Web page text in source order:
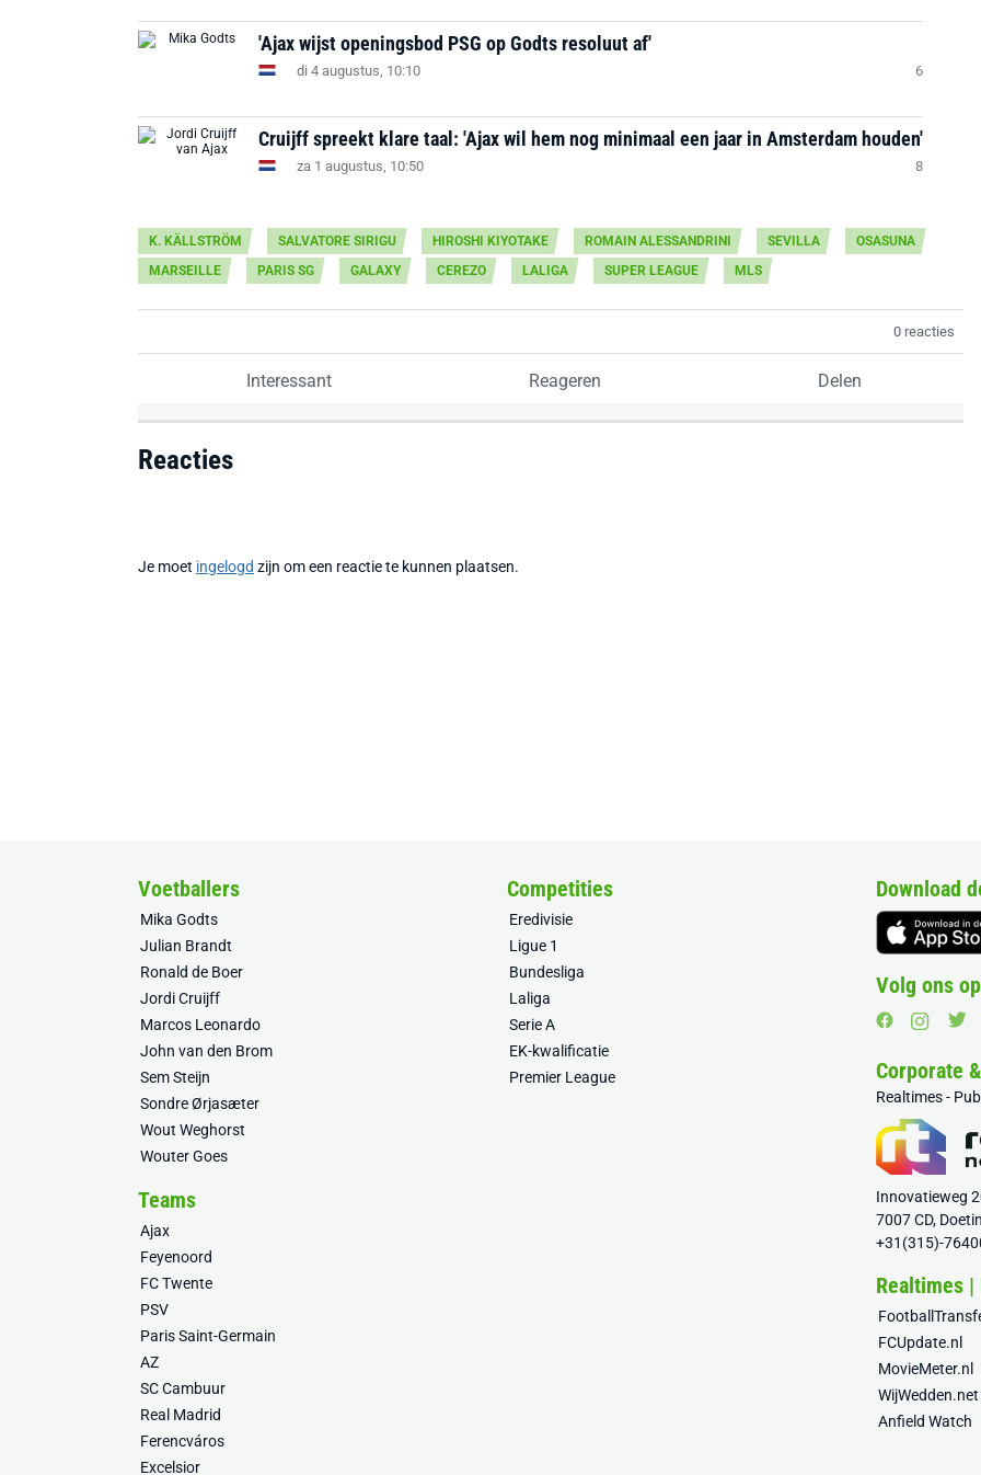
'Ajax wijst openingsbod PSG op Godts resoluut af'
di 4 augustus, 10:10 6
Cruijff spreekt klare taal: 'Ajax wil hem nog minimaal een jaar in Amsterdam houden'
za 1 augustus, 10:50 8
K. KÄLLSTRÖM SALVATORE SIRIGU HIROSHI KIYOTAKE ROMAIN ALESSANDRINI SEVILLA
OSASUNA
MARSEILLE
PARIS SG GALAXY CEREZO LALIGA SUPER LEAGUE MLS
0 reacties
Interessant Reageren Delen
Reacties
Je moet ingelogd zijn om een reactie te kunnen plaatsen.
Voetballers
Mika Godts
Julian Brandt
Ronald de Boer
Jordi Cruijff
Marcos Leonardo
John van den Brom
Sem Steijn
Sondre Ørjasæter
Wout Weghorst
Wouter Goes
Competities
Eredivisie
Ligue 1
Bundesliga
Laliga
Serie A
EK-kwalificatie
Premier League
Teams
Ajax
Feyenoord
FC Twente
PSV
Paris Saint-Germain
AZ
SC Cambuur
Real Madrid
Ferencváros
Excelsior
Download
Volg ons
Corporate
Realtimes -
Innovatieweg
7007 CD,
+31(315)-
Realtimes
FCUpdate.nl
MovieMeter.nl
WijWedden.net
Anfield Watch